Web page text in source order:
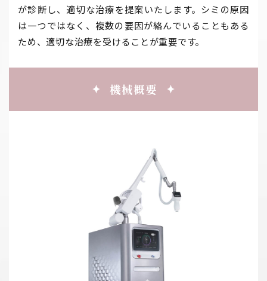
が診断し、適切な治療を提案いたします。シミの原因
は一つではなく、複数の要因が絡んでいることもある
ため、適切な治療を受けることが重要です。
機械概要